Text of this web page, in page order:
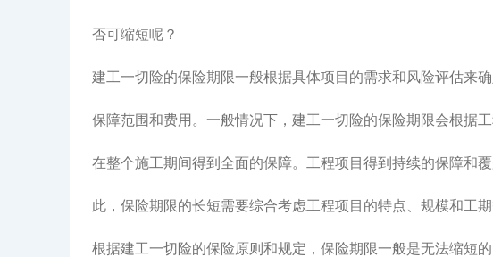
否可缩短呢？
建工一切险的保险期限一般根据具体项目的需求和风险评估来
保障范围和费用。一般情况下，建工一切险的保险期限会根据
在整个施工期间得到全面的保障。工程项目得到持续的保障和
此，保险期限的长短需要综合考虑工程项目的特点、规模和工期
根据建工一切险的保险原则和规定，保险期限一般是无法缩短